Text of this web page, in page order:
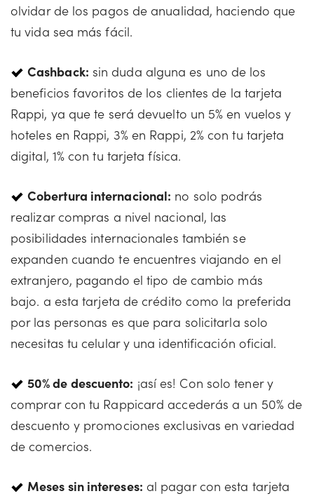
olvidar de los pagos de anualidad, haciendo que
tu vida sea más fácil.
Cashback: sin duda alguna es uno de los
beneficios favoritos de los clientes de la tarjeta
Rappi, ya que te será devuelto un 5% en vuelos y
hoteles en Rappi, 3% en Rappi, 2% con tu tarjeta
digital, 1% con tu tarjeta física.
Cobertura internacional: no solo podrás
realizar compras a nivel nacional, las
posibilidades internacionales también se
expanden cuando te encuentres viajando en el
extranjero, pagando el tipo de cambio más
bajo. a esta tarjeta de crédito como la preferida
por las personas es que para solicitarla solo
necesitas tu celular y una identificación oficial.
50% de descuento: ¡así es! Con solo tener y
comprar con tu Rappicard accederás a un 50% de
descuento y promociones exclusivas en variedad
de comercios.
Meses sin intereses: al pagar con esta tarjeta